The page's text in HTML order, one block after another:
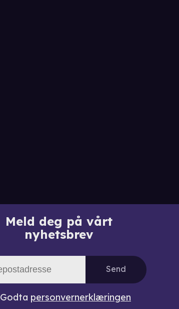
Meld deg på vårt
nyhetsbrev
Send
Godta personvernerklæringen